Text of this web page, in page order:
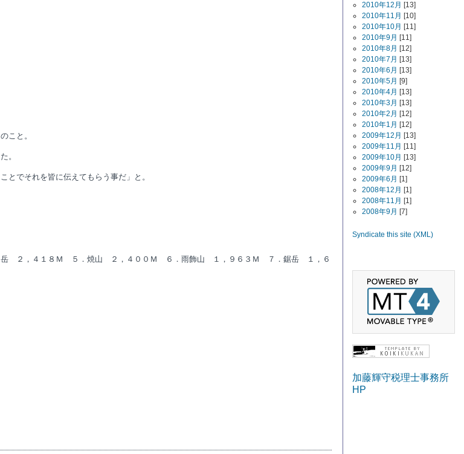
こと。
。
とでそれを皆に伝えてもらう事だ」と。
２，４１８Ｍ ５．焼山 ２，４００Ｍ ６．雨飾山 １，９６３Ｍ ７．鋸岳 １，６
2010年12月 [13]
2010年11月 [10]
2010年10月 [11]
2010年9月 [11]
2010年8月 [12]
2010年7月 [13]
2010年6月 [13]
2010年5月 [9]
2010年4月 [13]
2010年3月 [13]
2010年2月 [12]
2010年1月 [12]
2009年12月 [13]
2009年11月 [11]
2009年10月 [13]
2009年9月 [12]
2009年6月 [1]
2008年12月 [1]
2008年11月 [1]
2008年9月 [7]
Syndicate this site (XML)
加藤輝守税理士事務所
HP